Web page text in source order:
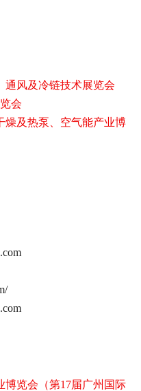
通风及冷链技术展览会
会
燥及热泵、空气能产业博
博览会（第17届广州国际